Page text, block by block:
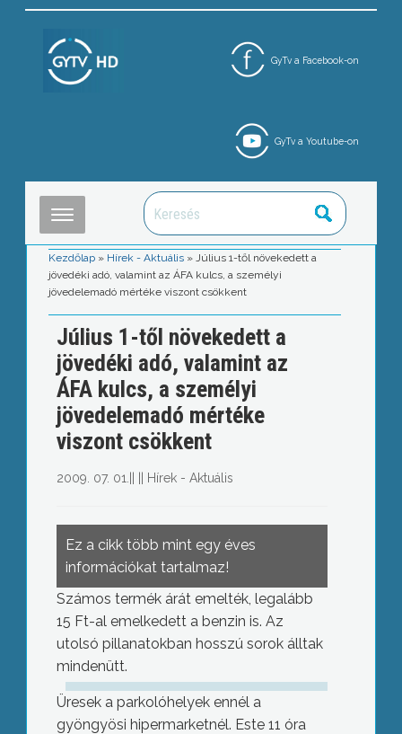
GyTv a Facebook-on
GyTv a Youtube-on
Kezdőlap » Hírek - Aktuális »Július 1-től növekedett a
jövedéki adó, valamint az ÁFA kulcs, a személyi
jövedelemadó mértéke viszont csökkent
Július 1-től növekedett a
jövedéki adó, valamint az
ÁFA kulcs, a személyi
jövedelemadó mértéke
viszont csökkent
2009. 07. 01. Hírek - Aktuális
Ez a cikk több mint egy éves
információkat tartalmaz!
Számos termék árát emelték, legalább
15 Ft-al emelkedett a benzin is. Az
utolsó pillanatokban hosszú sorok álltak
mindenütt.
Üresek a parkolóhelyek ennél a
gyöngyösi hipermarketnél. Este 11 óra